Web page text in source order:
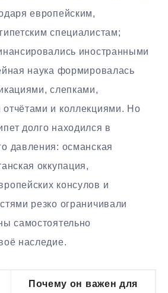
европейским,
специалистам;
иностранными
наука формировалась
слепками,
и коллекциями. Но
долго находился в
давления: османская
оккупация,
консулов и
резко ограничивали
самостоятельно
наследие.
Почему он важен для